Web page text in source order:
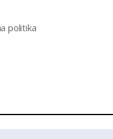
politika